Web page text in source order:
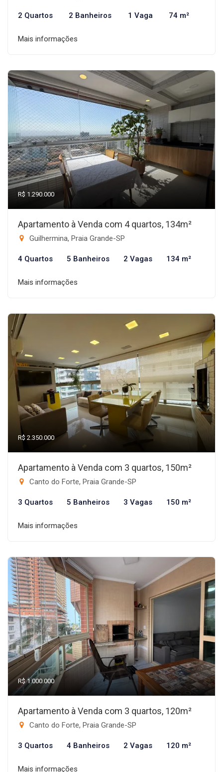
2 Quartos 2 Banheiros 1 Vaga 74 m²
Mais informações
R$ 1.290.000
Apartamento à Venda com 4 quartos, 134m²
Guilhermina, Praia Grande-SP
4 Quartos 5 Banheiros 2 Vagas 134 m²
Mais informações
R$ 2.350.000
Apartamento à Venda com 3 quartos, 150m²
Canto do Forte, Praia Grande-SP
3 Quartos 5 Banheiros 3 Vagas 150 m²
Mais informações
R$ 1.000.000
Apartamento à Venda com 3 quartos, 120m²
Canto do Forte, Praia Grande-SP
3 Quartos 4 Banheiros 2 Vagas 120 m²
Mais informações